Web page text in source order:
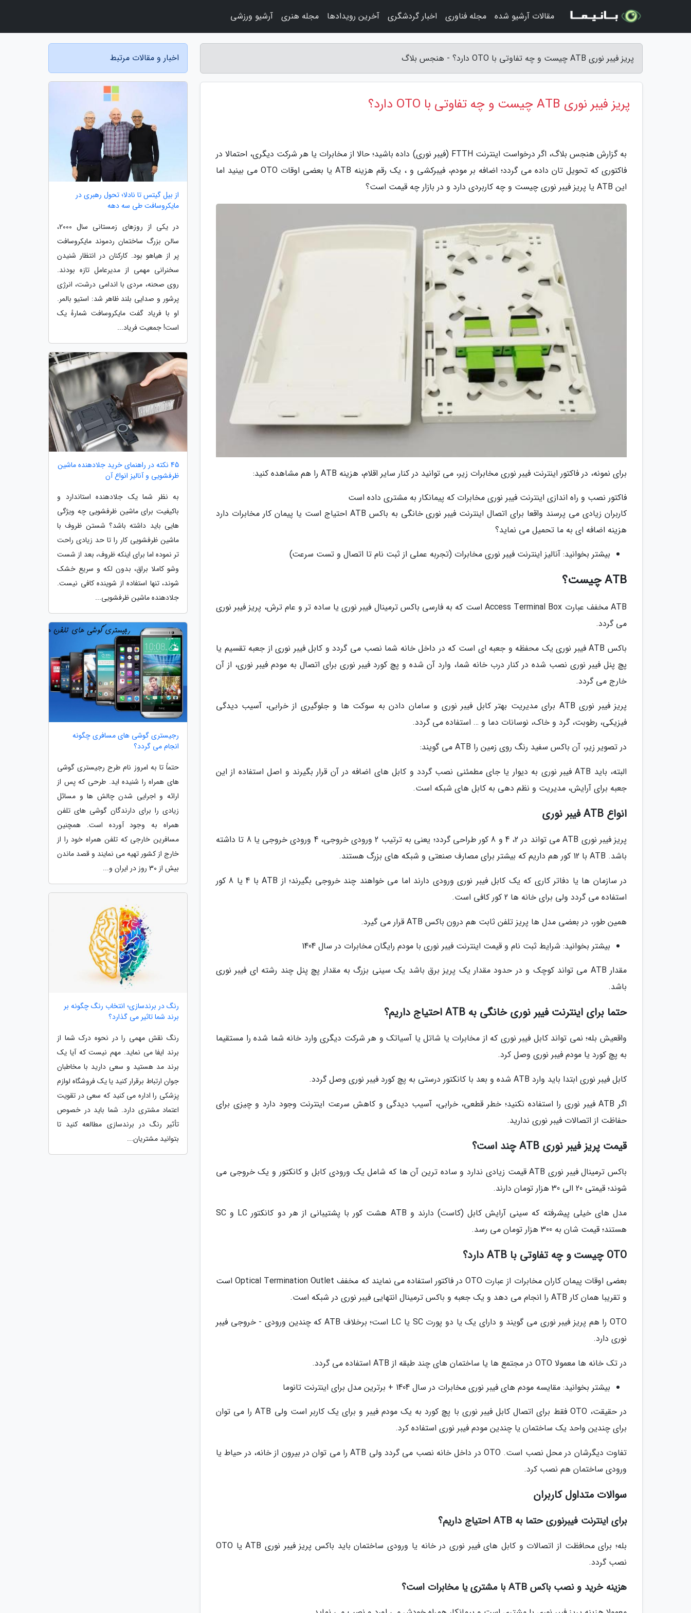
پریز فیبر نوری ATB چیست و چه تفاوتی با OTO دارد؟ - هنجس بلاگ
پریز فیبر نوری ATB چیست و چه تفاوتی با OTO دارد؟
به گزارش هنجس بلاگ، اگر درخواست اینترنت FTTH (فیبر نوری) داده باشید؛ حالا از مخابرات یا هر شرکت دیگری، احتمالا در
فاکتوری که تحویل تان داده می گردد؛ اضافه بر مودم، فیبرکشی و ، یک رقم هزینه ATB یا بعضی اوقات OTO می بینید اما
این ATB یا پریز فیبر نوری چیست و چه کاربردی دارد و در بازار چه قیمت است؟
برای نمونه، در فاکتور اینترنت فیبر نوری مخابرات زیر، می توانید در کنار سایر اقلام، هزینه ATB را هم مشاهده کنید:
فاکتور نصب و راه اندازی اینترنت فیبر نوری مخابرات که پیمانکار به مشتری داده است
کاربران زیادی می پرسند واقعا برای اتصال اینترنت فیبر نوری خانگی به باکس ATB احتیاج است یا پیمان کار مخابرات دارد
هزینه اضافه ای به ما تحمیل می نماید؟
بیشتر بخوانید: آنالیز اینترنت فیبر نوری مخابرات (تجربه عملی از ثبت نام تا اتصال و تست سرعت)
ATB چیست؟
ATB مخفف عبارت Access Terminal Box است که به فارسی باکس ترمینال فیبر نوری یا ساده تر و عام ترش، پریز فیبر نوری
می گردد.
باکس ATB فیبر نوری یک محفظه و جعبه ای است که در داخل خانه شما نصب می گردد و کابل فیبر نوری از جعبه تقسیم یا
پچ پنل فیبر نوری نصب شده در کنار درب خانه شما، وارد آن شده و پچ کورد فیبر نوری برای اتصال به مودم فیبر نوری، از آن
خارج می گردد.
پریز فیبر نوری ATB برای مدیریت بهتر کابل فیبر نوری و سامان دادن به سوکت ها و جلوگیری از خرابی، آسیب دیدگی
فیزیکی، رطوبت، گرد و خاک، نوسانات دما و … استفاده می گردد.
در تصویر زیر، آن باکس سفید رنگ روی زمین را ATB می گویند:
البته، باید ATB فیبر نوری به دیوار یا جای مطمئنی نصب گردد و کابل های اضافه در آن قرار بگیرند و اصل استفاده از این
جعبه برای آرایش، مدیریت و نظم دهی به کابل های شبکه است.
انواع ATB فیبر نوری
پریز فیبر نوری ATB می تواند در 2، 4 و 8 کور طراحی گردد؛ یعنی به ترتیب 2 ورودی خروجی، 4 ورودی خروجی یا 8 تا داشته
باشد. ATB با 12 کور هم داریم که بیشتر برای مصارف صنعتی و شبکه های بزرگ هستند.
در سازمان ها یا دفاتر کاری که یک کابل فیبر نوری ورودی دارند اما می خواهند چند خروجی بگیرند؛ از ATB با 4 یا 8 کور
استفاده می گردد ولی برای خانه ها 2 کور کافی است.
همین طور، در بعضی مدل ها پریز تلفن ثابت هم درون باکس ATB قرار می گیرد.
بیشتر بخوانید: شرایط ثبت نام و قیمت اینترنت فیبر نوری با مودم رایگان مخابرات در سال 1404
مقدار ATB می تواند کوچک و در حدود مقدار یک پریز برق باشد یک سینی بزرگ به مقدار پچ پنل چند رشته ای فیبر نوری
باشد.
حتما برای اینترنت فیبر نوری خانگی به ATB احتیاج داریم؟
واقعیش بله؛ نمی تواند کابل فیبر نوری که از مخابرات یا شاتل یا آسیاتک و هر شرکت دیگری وارد خانه شما شده را مستقیما
به پچ کورد یا مودم فیبر نوری وصل کرد.
کابل فیبر نوری ابتدا باید وارد ATB شده و بعد با کانکتور درستی به پچ کورد فیبر نوری وصل گردد.
اگر ATB فیبر نوری را استفاده نکنید؛ خطر قطعی، خرابی، آسیب دیدگی و کاهش سرعت اینترنت وجود دارد و چیزی برای
حفاظت از اتصالات فیبر نوری ندارید.
قیمت پریز فیبر نوری ATB چند است؟
باکس ترمینال فیبر نوری ATB قیمت زیادی ندارد و ساده ترین آن ها که شامل یک ورودی کابل و کانکتور و یک خروجی می
شوند؛ قیمتی 20 الی 30 هزار تومان دارند.
مدل های خیلی پیشرفته که سینی آرایش کابل (کاست) دارند و ATB هشت کور با پشتیبانی از هر دو کانکتور LC و SC
هستند؛ قیمت شان به 300 هزار تومان می رسد.
OTO چیست و چه تفاوتی با ATB دارد؟
بعضی اوقات پیمان کاران مخابرات از عبارت OTO در فاکتور استفاده می نمایند که مخفف Optical Termination Outlet است
و تقریبا همان کار ATB را انجام می دهد و یک جعبه و باکس ترمینال انتهایی فیبر نوری در شبکه است.
OTO را هم پریز فیبر نوری می گویند و دارای یک یا دو پورت SC یا LC است؛ برخلاف ATB که چندین ورودی - خروجی فیبر
نوری دارد.
در تک خانه ها معمولا OTO در مجتمع ها یا ساختمان های چند طبقه از ATB استفاده می گردد.
بیشتر بخوانید: مقایسه مودم های فیبر نوری مخابرات در سال 1404 + برترین مدل برای اینترنت تانوما
در حقیقت، OTO فقط برای اتصال کابل فیبر نوری با پچ کورد به یک مودم فیبر و برای یک کاربر است ولی ATB را می توان
برای چندین واحد یک ساختمان یا چندین مودم فیبر نوری استفاده کرد.
تفاوت دیگرشان در محل نصب است. OTO در داخل خانه نصب می گردد ولی ATB را می توان در بیرون از خانه، در حیاط یا
ورودی ساختمان هم نصب کرد.
سوالات متداول کاربران
برای اینترنت فیبرنوری حتما به ATB احتیاج داریم؟
بله؛ برای محافظت از اتصالات و کابل های فیبر نوری در خانه یا ورودی ساختمان باید باکس پریز فیبر نوری ATB یا OTO
نصب گردد.
هزینه خرید و نصب باکس ATB با مشتری یا مخابرات است؟
اخبار و مقالات مرتبط
از بیل گیتس تا نادلا؛ تحول رهبری در
مایکروسافت طی سه دهه
در یکی از روزهای زمستانی سال 2000،
سالن بزرگ ساختمان ردموند مایکروسافت
پر از هیاهو بود. کارکنان در انتظار شنیدن
سخنرانی مهمی از مدیرعامل تازه بودند.
روی صحنه، مردی با اندامی درشت، انرژی
پرشور و صدایی بلند ظاهر شد: استیو بالمر.
او با فریاد گفت مایکروسافت شمارهٔ یک
است! جمعیت فریاد...
45 نکته در راهنمای خرید جلادهنده ماشین
ظرفشویی و آنالیز انواع آن
به نظر شما یک جلادهنده استاندارد و
باکیفیت برای ماشین ظرفشویی چه ویژگی
هایی باید داشته باشد؟ شستن ظروف با
ماشین ظرفشویی کار را تا حد زیادی راحت
تر نموده اما برای اینکه ظروف، بعد از شست
وشو کاملا براق، بدون لکه و سریع خشک
شوند، تنها استفاده از شوینده کافی نیست.
جلادهنده ماشین ظرفشویی...
رجیستری گوشی های مسافری چگونه
انجام می گردد؟
حتماً تا به امروز نام طرح رجیستری گوشی
های همراه را شنیده اید. طرحی که پس از
ارائه و اجرایی شدن چالش ها و مسائل
زیادی را برای دارندگان گوشی های تلفن
همراه به وجود آورده است. همچنین
مسافرین خارجی که تلفن همراه خود را از
خارج از کشور تهیه می نمایند و قصد ماندن
بیش از 30 روز در ایران و...
رنگ در برندسازی؛ انتخاب رنگ چگونه بر
برند شما تاثیر می گذارد؟
رنگ نقش مهمی را در نحوه درک شما از
برند ایفا می نماید. مهم نیست که آیا یک
برند مد هستید و سعی دارید با مخاطبان
جوان ارتباط برقرار کنید یا یک فروشگاه لوازم
پزشکی را اداره می کنید که سعی در تقویت
اعتماد مشتری دارد. شما باید در خصوص
تأثیر رنگ در برندسازی مطالعه کنید تا
بتوانید مشتریان...
مقالات آرشیو شده مجله فناوری اخبار گردشگری آخرین رویدادها مجله هنری آرشیو ورزشی